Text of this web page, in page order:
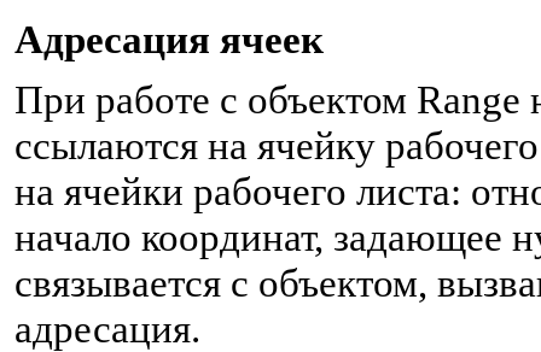
Адресация ячеек
При работе с объектом
ссылаются на ячейку
на ячейки рабочего листа:
начало координат, задающее
связывается с объектом,
адресация.